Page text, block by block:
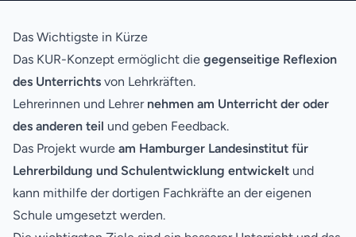
Das Wichtigste in Kürze
Das KUR-Konzept ermöglicht die gegenseitige Reflexion
des Unterrichts von Lehrkräften.
Lehrerinnen und Lehrer nehmen am Unterricht der oder
des anderen teil und geben Feedback.
Das Projekt wurde am Hamburger Landes­institut für
Lehrer­bildung und Schul­entwicklung entwickelt und
kann mithilfe der dortigen Fachkräfte an der eigenen
Schule umgesetzt werden.